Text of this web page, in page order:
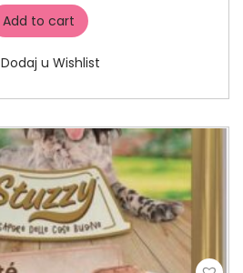
Add to cart
Dodaj u Wishlist